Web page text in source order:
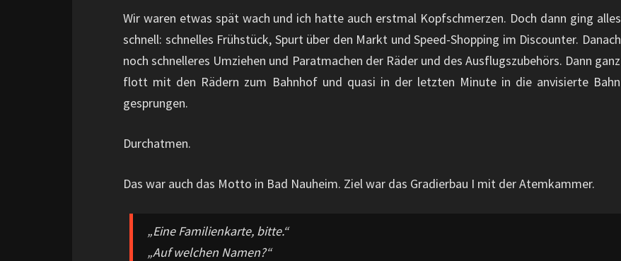
Wir waren etwas spät wach und ich hatte auch erstmal Kopfschmerzen. Doch dann ging alles
schnell: schnelles Frühstück, Spurt über den Markt und Speed-Shopping im Discounter. Danach
noch schnelleres Umziehen und Paratmachen der Räder und des Ausflugszubehörs. Dann ganz
flott mit den Rädern zum Bahnhof und quasi in der letzten Minute in die anvisierte Bahn
gesprungen.
Durchatmen.
Das war auch das Motto in Bad Nauheim. Ziel war das Gradierbau I mit der Atemkammer.
„Eine Familienkarte, bitte.“
„Auf welchen Namen?“